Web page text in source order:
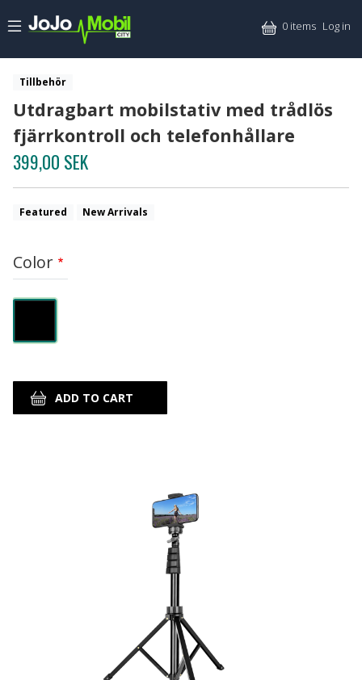
0 items Log in
Tillbehör
Utdragbart mobilstativ med trådlös
fjärrkontroll och telefonhållare
399,00 SEK
Featured New Arrivals
Color